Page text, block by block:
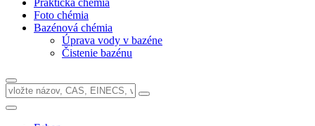
Praktická chémia
Foto chémia
Bazénová chémia
Úprava vody v bazéne
Čistenie bazénu